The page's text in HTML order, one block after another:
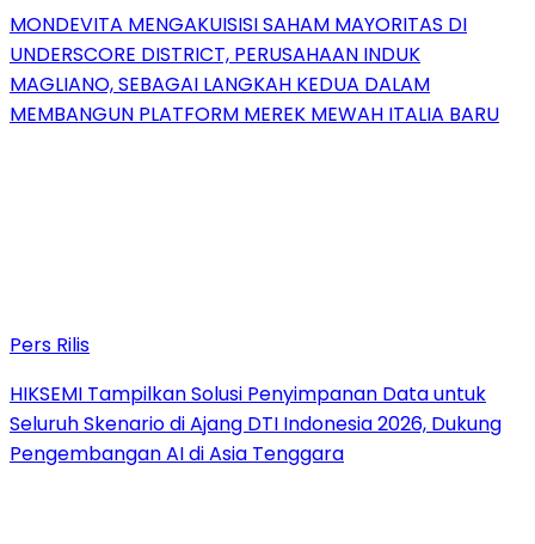
MONDEVITA MENGAKUISISI SAHAM MAYORITAS DI
UNDERSCORE DISTRICT, PERUSAHAAN INDUK
MAGLIANO, SEBAGAI LANGKAH KEDUA DALAM
MEMBANGUN PLATFORM MEREK MEWAH ITALIA BARU
Pers Rilis
HIKSEMI Tampilkan Solusi Penyimpanan Data untuk
Seluruh Skenario di Ajang DTI Indonesia 2026, Dukung
Pengembangan AI di Asia Tenggara